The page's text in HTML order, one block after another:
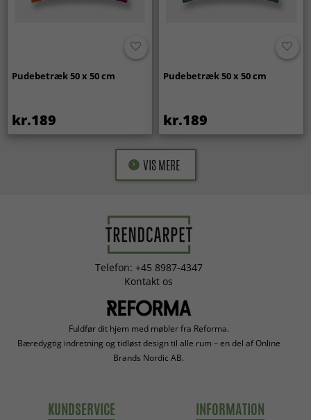
Pudebetræk 50 x 50 cm
kr.189
Pudebetræk 50 x 50 cm
kr.189
VIS MERE
Telefon: +45 8987-4347
Kontakt os
Fuldfør dit hjem med møbler fra Reforma.
Bæredygtig indretning og tidløst design til alle rum – en del af Online
Brands Nordic AB.
KUNDSERVICE INFORMATION